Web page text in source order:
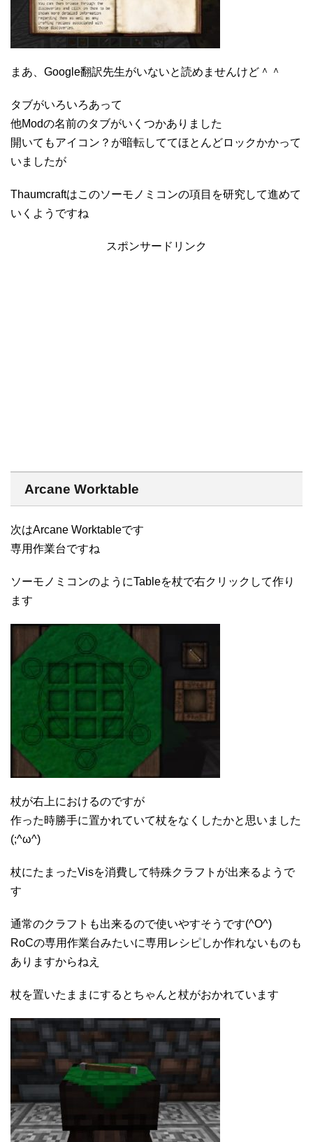
まあ、Google翻訳先生がいないと読めませんけど＾＾
タブがいろいろあって
他Modの名前のタブがいくつかありました
開いてもアイコン？が暗転しててほとんどロックかかって
いましたが
Thaumcraftはこのソーモノミコンの項目を研究して進めて
いくようですね
スポンサードリンク
Arcane Worktable
次はArcane Worktableです
専用作業台ですね
ソーモノミコンのようにTableを杖で右クリックして作り
ます
杖が右上におけるのですが
作った時勝手に置かれていて杖をなくしたかと思いました
(;^ω^)
杖にたまったVisを消費して特殊クラフトが出来るようで
す
通常のクラフトも出来るので使いやすそうです(^O^)
RoCの専用作業台みたいに専用レシピしか作れないものも
ありますからねえ
杖を置いたままにするとちゃんと杖がおかれています